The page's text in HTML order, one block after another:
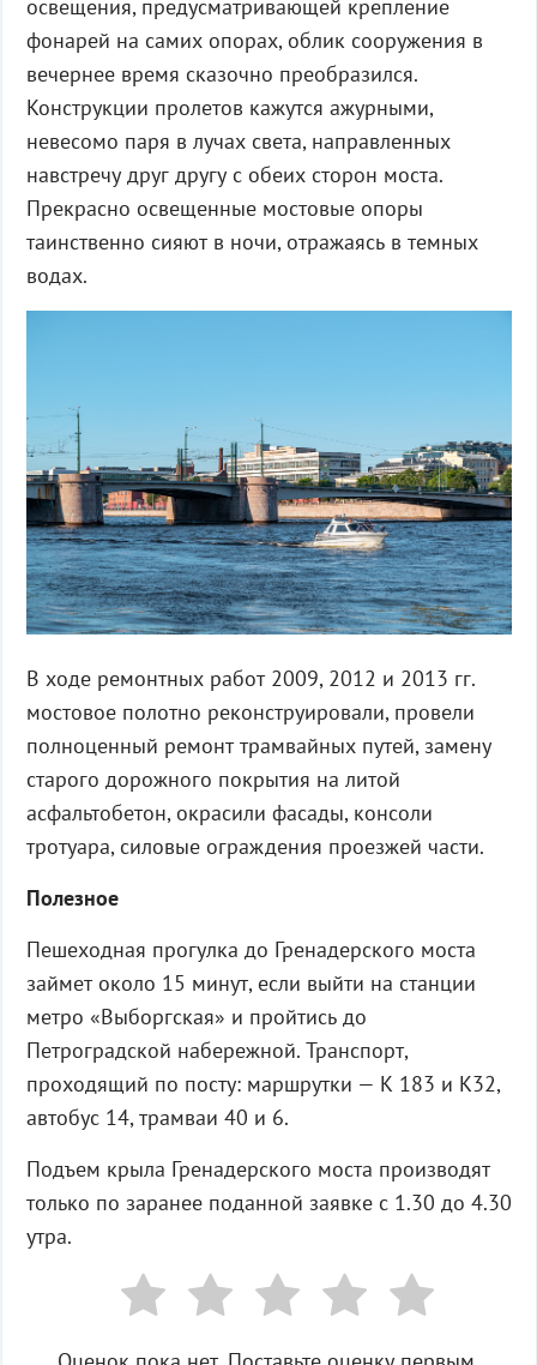
освещения, предусматривающей крепление
фонарей на самих опорах, облик сооружения в
вечернее время сказочно преобразился.
Конструкции пролетов кажутся ажурными,
невесомо паря в лучах света, направленных
навстречу друг другу с обеих сторон моста.
Прекрасно освещенные мостовые опоры
таинственно сияют в ночи, отражаясь в темных
водах.
В ходе ремонтных работ 2009, 2012 и 2013 гг.
мостовое полотно реконструировали, провели
полноценный ремонт трамвайных путей, замену
старого дорожного покрытия на литой
асфальтобетон, окрасили фасады, консоли
тротуара, силовые ограждения проезжей части.
Полезное
Пешеходная прогулка до Гренадерского моста
займет около 15 минут, если выйти на станции
метро «Выборгская» и пройтись до
Петроградской набережной. Транспорт,
проходящий по посту: маршрутки — К 183 и К32,
автобус 14, трамваи 40 и 6.
Подъем крыла Гренадерского моста производят
только по заранее поданной заявке с 1.30 до 4.30
утра.